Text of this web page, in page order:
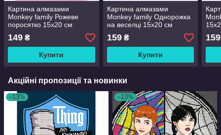
Картина алмазами
Monkey family Рожеве
поросятко 15х20 см
(карт-006072)
149 ₴
Купити
Картина алмазами
Monkey family Однорожка
на веселці 15х20 см
(карт-006078)
159₴
Купити
159
Акційні пропозиції та новинки
–13% –13%